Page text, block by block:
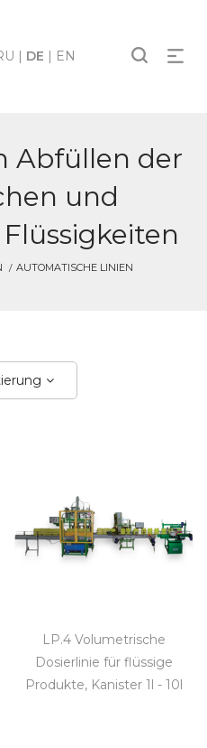
| DE | EN
Abfüllen der
und
AUTOMATISCHE LINIEN
LP.4 Volumetrische
Dosierlinie für flüssige
Produkte, Kanister 1l - 10l